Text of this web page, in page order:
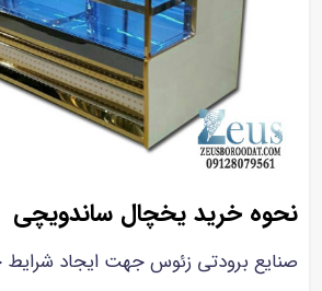
نحوه خرید یخچال ساندویچی
صنایع برودتی زئوس جهت ایجاد